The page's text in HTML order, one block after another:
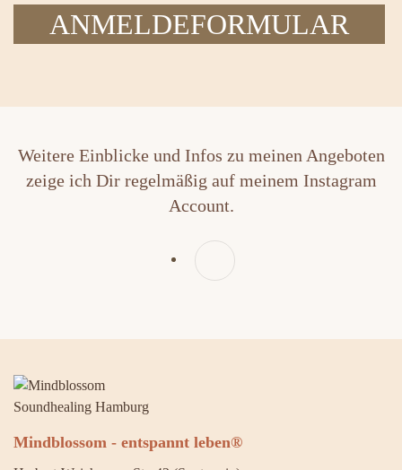
ANMELDEFORMULAR
Weitere Einblicke und Infos zu meinen Angeboten
zeige ich Dir regelmäßig auf meinem Instagram
Account.
Mindblossom - entspannt leben®